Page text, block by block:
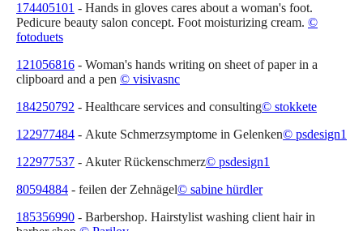
174405101 - Hands in gloves cares about a woman's foot.
Pedicure beauty salon concept. Foot moisturizing cream. ©
fotoduets
121056816 - Woman's hands writing on sheet of paper in a
clipboard and a pen © visivasnc
184250792 - Healthcare services and consulting© stokkete
122977484 - Akute Schmerzsymptome in Gelenken© psdesign1
122977537 - Akuter Rückenschmerz© psdesign1
80594884 - feilen der Zehnägel© sabine hürdler
185356990 - Barbershop. Hairstylist washing client hair in